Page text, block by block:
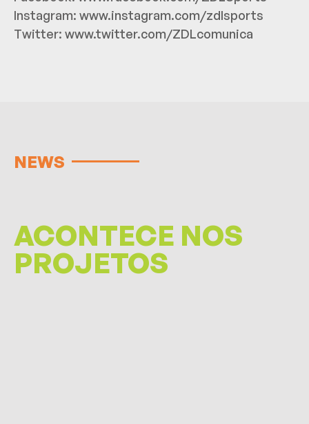
Instagram: www.instagram.com/zdlsports
Twitter: www.twitter.com/ZDLcomunica
NEWS
ACONTECE NOS
PROJETOS